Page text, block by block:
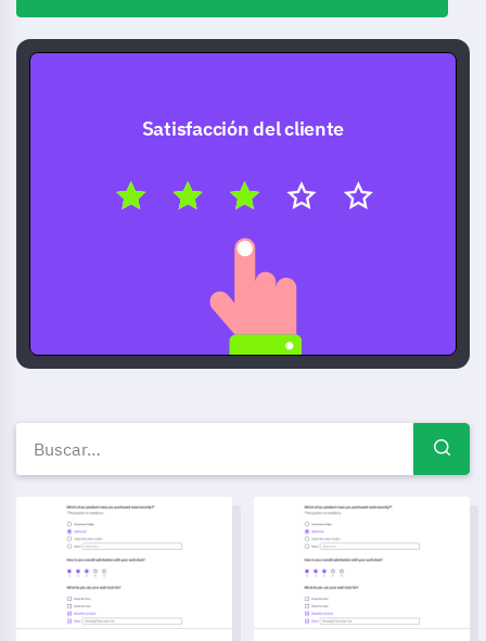
Satisfacción del cliente
Plantillas de encuestas
Plantilla de Retroalimentación sobre Interpretación de
Plantilla de Consulta de